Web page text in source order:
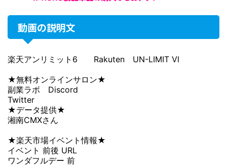
動画の説明文
楽天アンリミット6 Rakuten UN-LIMIT Ⅵ
★無料オンラインサロン★
副業ラボ Discord
Twitter
★データ提供★
湘南CMXさん
★楽天市場イベント情報★
イベント 前後 URL
ワンダフルデー 前